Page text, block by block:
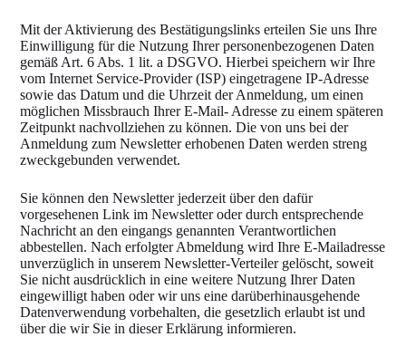
Mit der Aktivierung des Bestätigungslinks erteilen Sie uns Ihre
Einwilligung für die Nutzung Ihrer personenbezogenen Daten
gemäß Art. 6 Abs. 1 lit. a DSGVO. Hierbei speichern wir Ihre
vom Internet Service-Provider (ISP) eingetragene IP-Adresse
sowie das Datum und die Uhrzeit der Anmeldung, um einen
möglichen Missbrauch Ihrer E-Mail- Adresse zu einem späteren
Zeitpunkt nachvollziehen zu können. Die von uns bei der
Anmeldung zum Newsletter erhobenen Daten werden streng
zweckgebunden verwendet.
Sie können den Newsletter jederzeit über den dafür
vorgesehenen Link im Newsletter oder durch entsprechende
Nachricht an den eingangs genannten Verantwortlichen
abbestellen. Nach erfolgter Abmeldung wird Ihre E-Mailadresse
unverzüglich in unserem Newsletter-Verteiler gelöscht, soweit
Sie nicht ausdrücklich in eine weitere Nutzung Ihrer Daten
eingewilligt haben oder wir uns eine darüberhinausgehende
Datenverwendung vorbehalten, die gesetzlich erlaubt ist und
über die wir Sie in dieser Erklärung informieren.